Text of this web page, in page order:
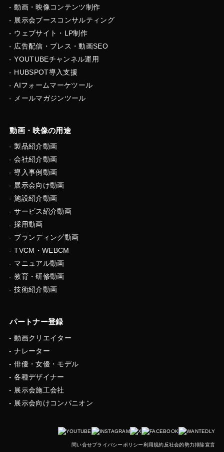
動画・映像コンテンツ制作
展示会ブースコンサルティング
ウェブサイト・LP制作
広告配信・プレス・動画SEO
YOUTUBEチャンネル運用
HUBSPOT導入支援
AIフォームマーケツール
メールマガジンツール
動画・映像の用途
製品紹介動画
会社紹介動画
導入事例動画
展示会向け動画
施設紹介動画
サービス紹介動画
採用動画
ブランディング動画
TVCM・WEBCM
マニュアル動画
教育・研修動画
技術紹介動画
パートナー登録
動画クリエイター
ナレーター
俳優・女優・モデル
各種デザイナー
展示会施工会社
展示会向けコンパニオン
問い合せプライバシーポリシー利用規約反社会的勢力排除宣言